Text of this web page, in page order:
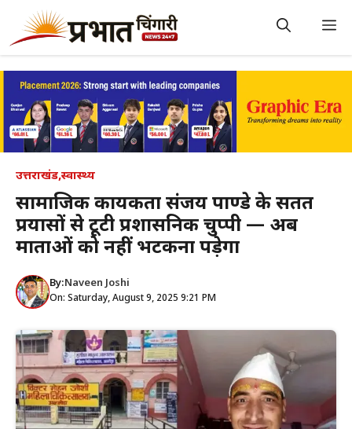
content
उत्तराखंड,स्वास्थ्य
सामाजिक कार्यकर्ता संजय पाण्डे के सतत
प्रयासों से टूटी प्रशासनिक चुप्पी — अब
माताओं को नहीं भटकना पड़ेगा
By:Naveen Joshi
On: Saturday, August 9, 2025 9:21 PM